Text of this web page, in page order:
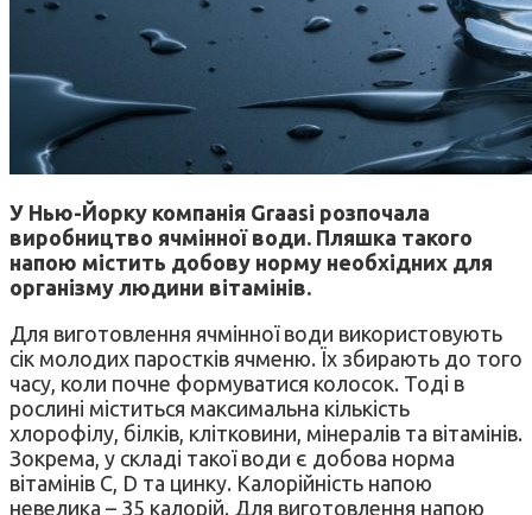
У Нью-Йорку компанія Graasi розпочала
виробництво ячмінної води. Пляшка такого
напою містить добову норму необхідних для
організму людини вітамінів.
Для виготовлення ячмінної води використовують
сік молодих паростків ячменю. Їх збирають до того
часу, коли почне формуватися колосок. Тоді в
рослині міститься максимальна кількість
хлорофілу, білків, клітковини, мінералів та вітамінів.
Зокрема, у складі такої води є добова норма
вітамінів С, D та цинку. Калорійність напою
невелика – 35 калорій. Для виготовлення напою